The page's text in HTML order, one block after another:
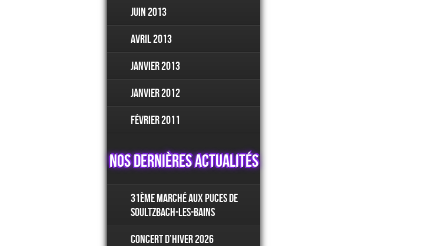
juin 2013
avril 2013
janvier 2013
janvier 2012
février 2011
Nos dernières actualités
31ème Marché aux Puces de
Soultzbach-les-Bains
Concert d’hiver 2026